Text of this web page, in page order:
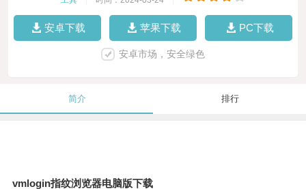
安卓下载 苹果下载 PC下载
安卓市场，安全绿色
简介 排行
vmlogin指纹浏览器电脑版下载